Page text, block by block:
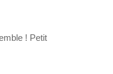
! Petit